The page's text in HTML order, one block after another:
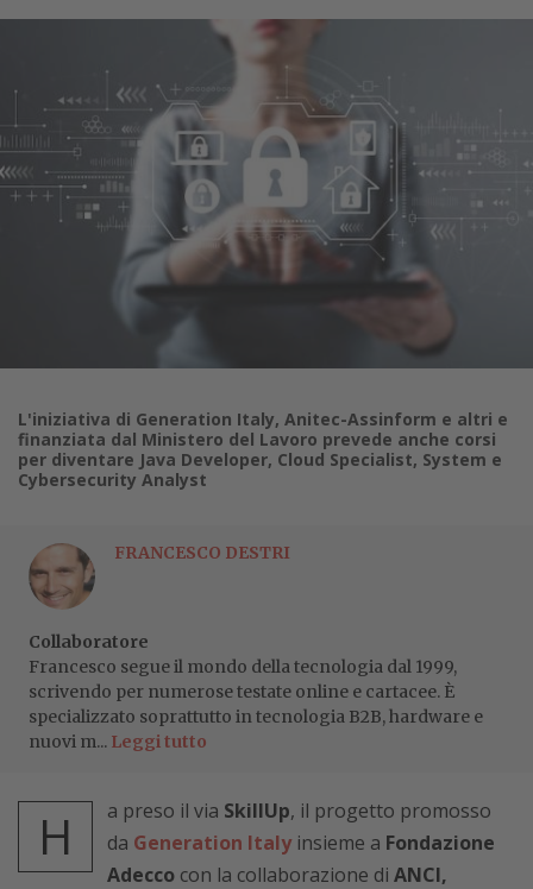
L'iniziativa di Generation Italy, Anitec-Assinform e altri e
finanziata dal Ministero del Lavoro prevede anche corsi
per diventare Java Developer, Cloud Specialist, System e
Cybersecurity Analyst
FRANCESCO DESTRI
Collaboratore
Francesco segue il mondo della tecnologia dal 1999,
scrivendo per numerose testate online e cartacee. È
specializzato soprattutto in tecnologia B2B, hardware e
nuovi m... Leggi tutto
H a preso il via SkillUp, il progetto promosso
da Generation Italyinsieme a Fondazione
Adecco con la collaborazione di ANCI,